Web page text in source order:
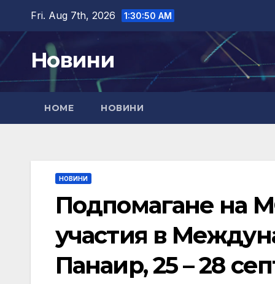
content
Fri. Aug 7th, 2026 1:30:51 AM
Новини
HOME НОВИНИ
НОВИНИ
Подпомагане на
участия в
Панаир, 25 – 28